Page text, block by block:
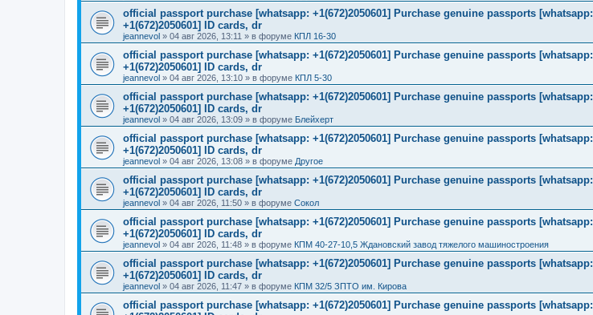
official passport purchase [whatsapp: +1(672)2050601] Purchase genuine passports [whatsapp:
+1(672)2050601] ID cards, dr
jeannevol » 04 авг 2026, 13:11 » в форуме КПЛ 16-30
official passport purchase [whatsapp: +1(672)2050601] Purchase genuine passports [whatsapp:
+1(672)2050601] ID cards, dr
jeannevol » 04 авг 2026, 13:10 » в форуме КПЛ 5-30
official passport purchase [whatsapp: +1(672)2050601] Purchase genuine passports [whatsapp:
+1(672)2050601] ID cards, dr
jeannevol » 04 авг 2026, 13:09 » в форуме Блейхерт
official passport purchase [whatsapp: +1(672)2050601] Purchase genuine passports [whatsapp:
+1(672)2050601] ID cards, dr
jeannevol » 04 авг 2026, 13:08 » в форуме Другое
official passport purchase [whatsapp: +1(672)2050601] Purchase genuine passports [whatsapp:
+1(672)2050601] ID cards, dr
jeannevol » 04 авг 2026, 11:50 » в форуме Сокол
official passport purchase [whatsapp: +1(672)2050601] Purchase genuine passports [whatsapp:
+1(672)2050601] ID cards, dr
jeannevol » 04 авг 2026, 11:48 » в форуме КПМ 40-27-10,5 Ждановский завод тяжелого машиностроения
official passport purchase [whatsapp: +1(672)2050601] Purchase genuine passports [whatsapp:
+1(672)2050601] ID cards, dr
jeannevol » 04 авг 2026, 11:47 » в форуме КПМ 32/5 ЗПТО им. Кирова
official passport purchase [whatsapp: +1(672)2050601] Purchase genuine passports [whatsapp: